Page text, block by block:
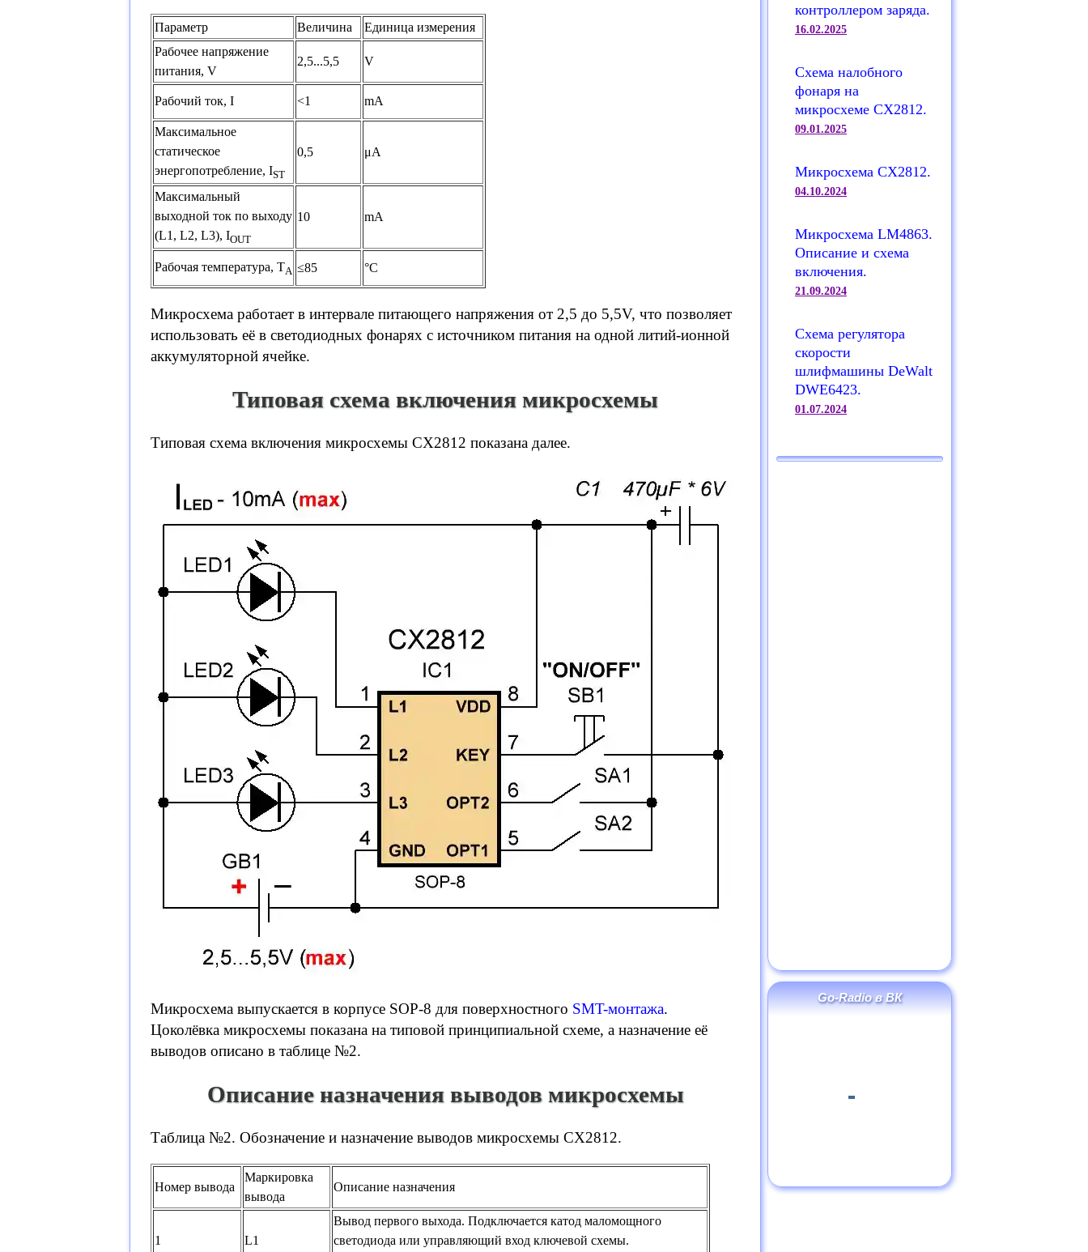
Параметр Величина
Единица измерения
Рабочее напряжение
питания, V
2,5...5,5 V
Рабочий ток, I <1 mA
Максимальное
статическое
энергопотребление, IST
0,5 μA
Максимальный
выходной ток по выходу
(L1, L2, L3), IOUT
10 mA
Рабочая температура, TA ≤85 °C
Микросхема работает в интервале питающего напряжения от 2,5 до 5,5V, что позволяет
использовать её в светодиодных фонарях с источником питания на одной литий-ионной
аккумуляторной ячейке.
Типовая схема включения микросхемы
Типовая схема включения микросхемы CX2812 показана далее.
Микросхема выпускается в корпусе SOP-8 для поверхностного SMT-монтажа.
Цоколёвка микросхемы показана на типовой принципиальной схеме, а назначение её
выводов описано в таблице №2.
Описание назначения выводов микросхемы
Таблица №2. Обозначение и назначение выводов микросхемы CX2812.
Номер вывода
Маркировка
вывода
Описание назначения
1 L1
Вывод первого выхода. Подключается катод маломощного
светодиода или управляющий вход ключевой схемы.
контроллером заряда.
16.02.2025
Схема налобного
фонаря на
микросхеме CX2812.
09.01.2025
Микросхема CX2812.
04.10.2024
Микросхема LM4863.
Описание и схема
включения.
21.09.2024
Схема регулятора
скорости
шлифмашины DeWalt
DWE6423.
01.07.2024
Go-Radio в ВК